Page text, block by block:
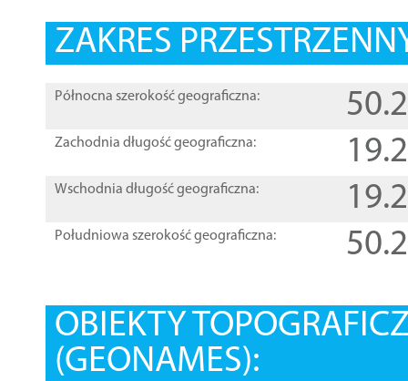
ZAKRES
Północna szerokość geograficzna:
Zachodnia długość geograficzna:
Wschodnia długość geograficzna:
Południowa szerokość geograficzna:
OBIEKTY
(GEONAMES):